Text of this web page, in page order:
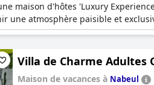
maison d'hôtes 'Luxury
une atmosphère paisible et
Villa de Charme Adultes
Maison de vacances à Nabeul